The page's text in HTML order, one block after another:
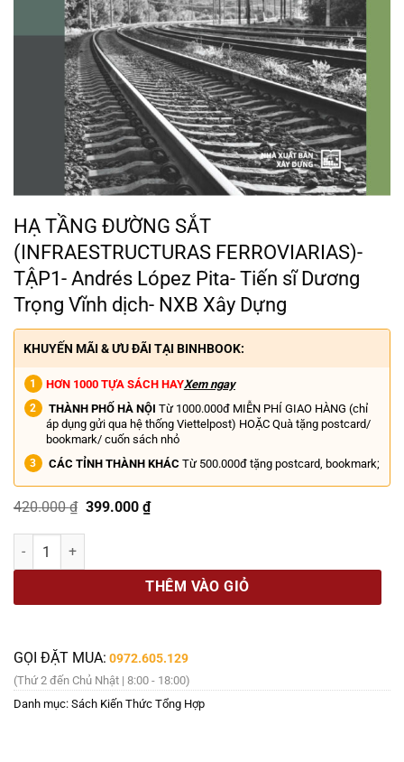
HẠ TẦNG ĐƯỜNG SẮT
(INFRAESTRUCTURAS FERROVIARIAS)-
TẬP1- Andrés López Pita- Tiến sĩ Dương
Trọng Vĩnh dịch- NXB Xây Dựng
KHUYẾN MÃI & ƯU ĐÃI TẠI BINHBOOK:
HƠN 1000 TỰA SÁCH HAYXem ngay
THÀNH PHỐ HÀ NỘI Từ 1000.000đ MIỄN PHÍ GIAO HÀNG (chỉ
áp dụng gửi qua hệ thống Viettelpost) HOẶC Quà tặng postcard/
bookmark/ cuốn sách nhỏ
CÁC TỈNH THÀNH KHÁC Từ 500.000đ tặng postcard, bookmark;
420.000₫ Giá
là:
399.000 ₫Giá
HẠ TẦNG ĐƯỜNG SẮT (INFRAESTRUCTURAS FERROVIARIAS)-
THÊM VÀO GIỎ
GỌI ĐẶT MUA: 0972.605.129
(Thứ 2 đến Chủ Nhật | 8:00 - 18:00)
Danh mục: Sách Kiến Thức Tổng Hợp